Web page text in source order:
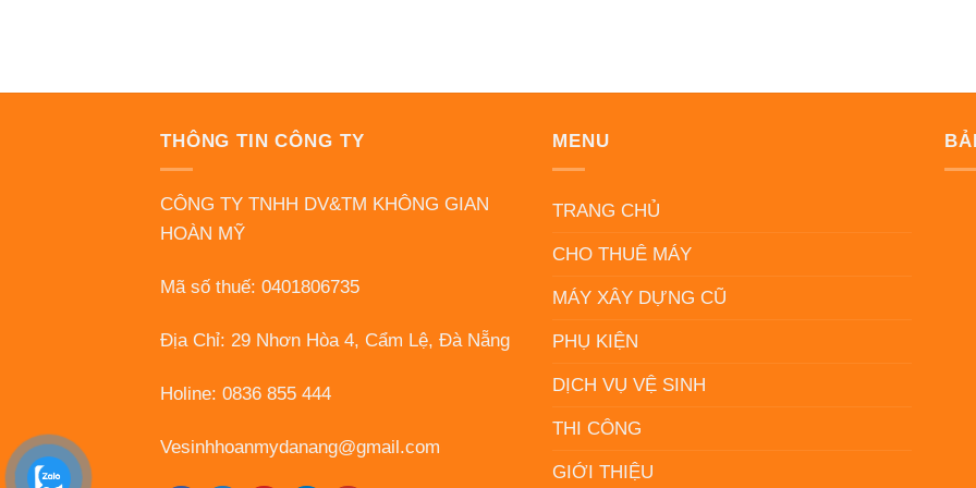
THÔNG TIN CÔNG TY
CÔNG TY TNHH DV&TM KHÔNG GIAN
HOÀN MỸ
Mã số thuế: 0401806735
Địa Chỉ: 29 Nhơn Hòa 4, Cẩm Lệ, Đà Nẵng
Holine: 0836 855 444
Vesinhhoanmydanang@gmail.com
MENU
TRANG CHỦ
CHO THUÊ MÁY
MÁY XÂY DỰNG CŨ
PHỤ KIỆN
DỊCH VỤ VỆ SINH
THI CÔNG
GIỚI THIỆU